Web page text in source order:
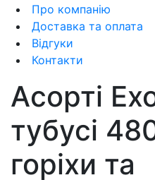
Про компанію
Доставка та оплата
Відгуки
Контакти
Асорті
тубусі
горіхи та